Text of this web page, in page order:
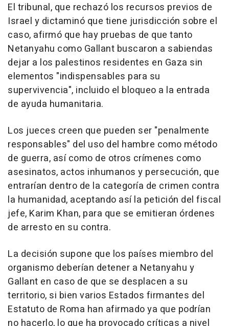
El tribunal, que rechazó los recursos previos de
Israel y dictaminó que tiene jurisdicción sobre el
caso, afirmó que hay pruebas de que tanto
Netanyahu como Gallant buscaron a sabiendas
dejar a los palestinos residentes en Gaza sin
elementos "indispensables para su
supervivencia", incluido el bloqueo a la entrada
de ayuda humanitaria.
Los jueces creen que pueden ser "penalmente
responsables" del uso del hambre como método
de guerra, así como de otros crímenes como
asesinatos, actos inhumanos y persecución, que
entrarían dentro de la categoría de crimen contra
la humanidad, aceptando así la petición del fiscal
jefe, Karim Khan, para que se emitieran órdenes
de arresto en su contra.
La decisión supone que los países miembro del
organismo deberían detener a Netanyahu y
Gallant en caso de que se desplacen a su
territorio, si bien varios Estados firmantes del
Estatuto de Roma han afirmado ya que podrían